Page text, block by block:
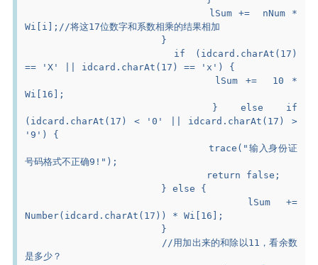
Wi[i];//将这17位数字和系数相乘的结果相加
			}
== 'X' || idcard.charAt(17) == 'x') {
Wi[16];
(idcard.charAt(17) < '0' || idcard.charAt(17) >
'9') {
				trace("输入身份证
号码格式不正确9!");
				return false;
			} else {
Number(idcard.charAt(17)) * Wi[16];
			}
是多少？